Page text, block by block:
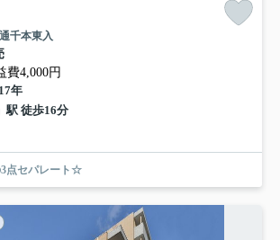
千本東入
費4,000円
年
駅 徒歩16分
3点セパレート☆